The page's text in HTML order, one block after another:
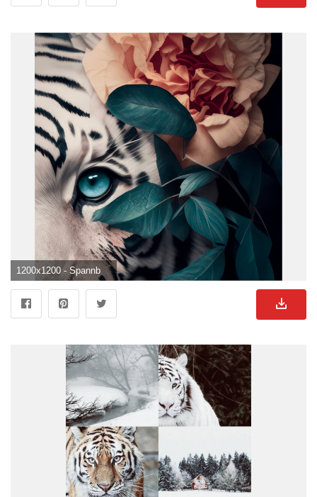
1200x1200 - Spannbild von wandbild.comßer Tiger mit blauen Augen zwischen Blumen. Weißer Tiger Hintergrundbild.